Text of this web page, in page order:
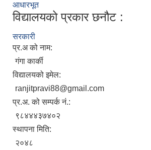
आधारभूत
विद्यालयको प्रकार छनौट :
सरकारी
प्र.अ को नाम:
गंगा कार्की
विद्यालयको इमेल:
ranjitpravi88@gmail.com
प्र.अ. को सम्पर्क नं.:
९८४४४३७४०२
स्थापना मिति:
२०४८